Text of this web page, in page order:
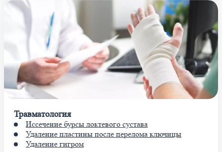
Травматология
Иссечение бурсы локтевого сустава
Удаление пластины после перелома ключицы
Удаление гигром